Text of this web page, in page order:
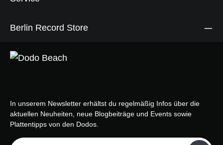
Berlin Record Store
In unserem Newsletter erhältst du regelmäßig Infos über die
aktuellen Neuheiten, neue Blogbeiträge und Events sowie
Plattentipps von den Dodos.
E-Mail-Adresse*